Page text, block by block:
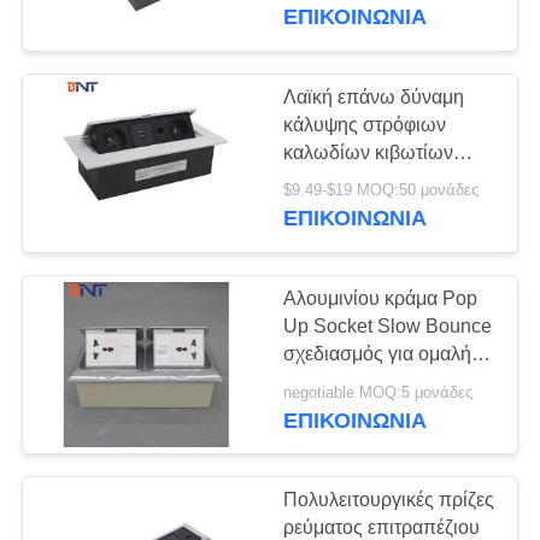
ΈΛΕΓΧΟΣ
ΜΑΣ
ΕΛΆΤΕ
ΕΠΑΦΉ
ΜΕ
ΕΙΔΉΣΕΙΣ
ΠΕΡΙΠΤΏΣΕΙΣ
CONFERENCE
Σκάστε επάνω την
υποδοχή
295
Επιτραπέζια έξοδος
διασκέψεων
168
ΕΠΙΚΟΙΝΩΝΊΑ
Λαϊκή επάνω δύναμη
κάλυψης στρόφιων
καλωδίων κιβωτίων
υποδοχών γραφείων
πολυμέσων
$9.49-$19 MOQ:50 μονάδες
ΕΠΙΚΟΙΝΩΝΊΑ
Αλουμινίου κράμα Pop
Up Socket Slow Bounce
σχεδιασμός για ομαλή
λειτουργία
Προσαρμόσιμη παροχή
negotiable MOQ:5 μονάδες
ΕΠΙΚΟΙΝΩΝΊΑ
Πολυλειτουργικές πρίζες
ρεύματος επιτραπέζιου